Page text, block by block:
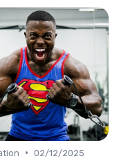
• 02/12/2025